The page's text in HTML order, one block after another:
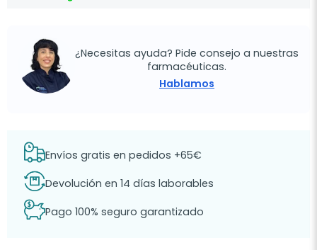
¿Necesitas ayuda? Pide consejo a nuestras
farmacéuticas.
Hablamos
Envíos gratis en pedidos +65€
Devolución en 14 días laborables
Pago 100% seguro garantizado